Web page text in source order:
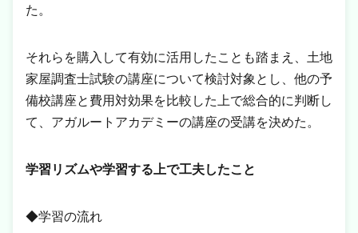
た。
それらを購入して有効に活用したことも踏まえ、土地
家屋調査士試験の講座について検討対象とし、他の予
備校講座と費用対効果を比較した上で総合的に判断し
て、アガルートアカデミーの講座の受講を決めた。
学習リズムや学習する上で工夫したこと
◆学習の流れ